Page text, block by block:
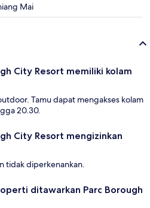
Mai
City Resort memiliki kolam
Tamu dapat mengakses kolam
20.30.
City Resort mengizinkan
tidak diperkenankan.
ditawarkan Parc Borough